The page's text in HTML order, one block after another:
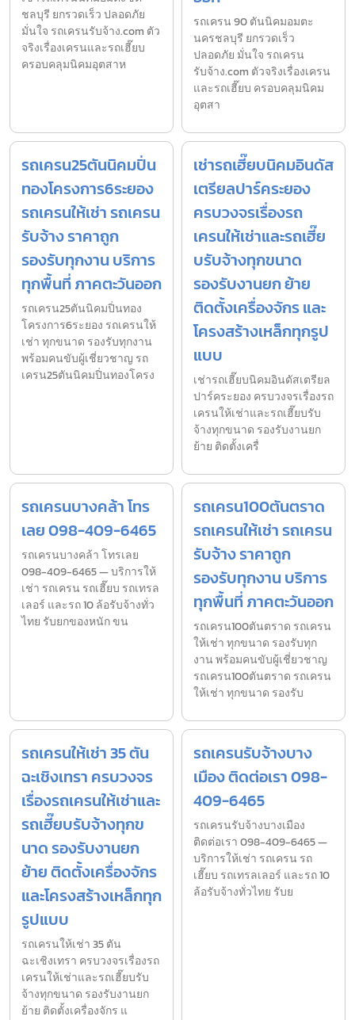
ชลบุรี ยกรวดเร็ว ปลอดภัย
มั่นใจ รถเครนรับจ้าง.com ตัว
จริงเรื่องเครนและรถเฮี๊ยบ
ครอบคลุมนิคมอุตสาห
รถเครน 90 ตันนิคมอมตะ
นครชลบุรี ยกรวดเร็ว
ปลอดภัย มั่นใจ รถเครน
รับจ้าง.com ตัวจริงเรื่องเครน
และรถเฮี๊ยบ ครอบคลุมนิคม
อุตสา
รถเครน25ตันนิคมปิ่น
ทองโครงการ6ระยอง
รถเครนให้เช่า รถเครน
รับจ้าง ราคาถูก
รองรับทุกงาน บริการ
ทุกพื้นที่ ภาคตะวันออก
รถเครน25ตันนิคมปิ่นทอง
โครงการ6ระยอง รถเครนให้
เช่า ทุกขนาด รองรับทุกงาน
พร้อมคนขับผู้เชี่ยวชาญ รถ
เครน25ตันนิคมปิ่นทองโครง
เช่ารถเฮี๊ยบนิคมอินดัส
เตรียลปาร์คระยอง
ครบวงจรเรื่องรถ
เครนให้เช่าและรถเฮี๊ย
บรับจ้างทุกขนาด
รองรับงานยก ย้าย
ติดตั้งเครื่องจักร และ
โครงสร้างเหล็กทุกรูป
แบบ
เช่ารถเฮี๊ยบนิคมอินดัสเตรียล
ปาร์คระยอง ครบวงจรเรื่องรถ
เครนให้เช่าและรถเฮี๊ยบรับ
จ้างทุกขนาด รองรับงานยก
ย้าย ติดตั้งเครื่
รถเครนบางคล้า โทร
เลย 098-409-6465
รถเครนบางคล้า โทรเลย
098-409-6465 — บริการให้
เช่า รถเครน รถเฮี๊ยบ รถเทรล
เลอร์ และรถ 10 ล้อรับจ้างทั่ว
ไทย รับยกของหนัก ขน
รถเครน100ตันตราด
รถเครนให้เช่า รถเครน
รับจ้าง ราคาถูก
รองรับทุกงาน บริการ
ทุกพื้นที่ ภาคตะวันออก
รถเครน100ตันตราด รถเครน
ให้เช่า ทุกขนาด รองรับทุก
งาน พร้อมคนขับผู้เชี่ยวชาญ
รถเครน100ตันตราด รถเครน
ให้เช่า ทุกขนาด รองรับ
รถเครนให้เช่า 35 ตัน
ฉะเชิงเทรา ครบวงจร
เรื่องรถเครนให้เช่าและ
รถเฮี๊ยบรับจ้างทุกข
นาด รองรับงานยก
ย้าย ติดตั้งเครื่องจักร
และโครงสร้างเหล็กทุก
รูปแบบ
รถเครนให้เช่า 35 ตัน
ฉะเชิงเทรา ครบวงจรเรื่องรถ
เครนให้เช่าและรถเฮี๊ยบรับ
จ้างทุกขนาด รองรับงานยก
ย้าย ติดตั้งเครื่องจักร แ
รถเครนรับจ้างบาง
เมือง ติดต่อเรา 098-
409-6465
รถเครนรับจ้างบางเมือง
ติดต่อเรา 098-409-6465 —
บริการให้เช่า รถเครน รถ
เฮี๊ยบ รถเทรลเลอร์ และรถ 10
ล้อรับจ้างทั่วไทย รับย